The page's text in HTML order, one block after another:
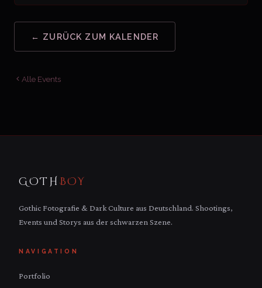
← ZURÜCK ZUM KALENDER
Alle Events
GOTH BOY
Gothic Fotografie & Dark Culture aus Deutschland. Shootings,
Events und Storys aus der schwarzen Szene.
NAVIGATION
Portfolio